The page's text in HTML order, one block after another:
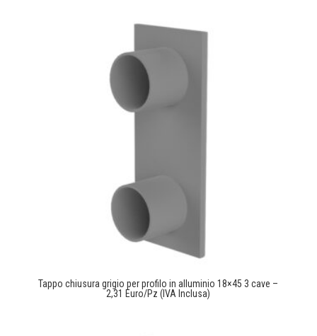
Tappo chiusura grigio per profilo in alluminio 18×45 3 cave –
2,31 Euro/Pz (IVA Inclusa)